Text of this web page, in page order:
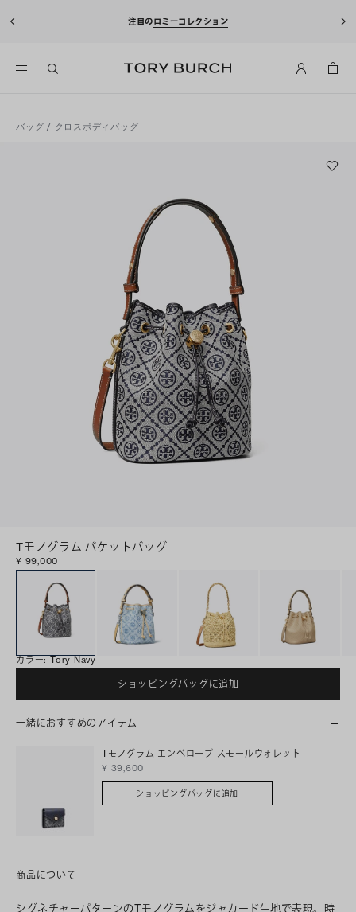
注目のロミーコレクション
バッグ / クロスボディバッグ
Tモノグラム バケットバッグ
¥ 99,000
カラー: Tory Navy
ショッピングバッグに追加
一緒におすすめのアイテム
Tモノグラム エンベロープ スモールウォレット
¥ 39,600
ショッピングバッグに追加
商品について
シグネチャーパターンのTモノグラムをジャカード生地で表現。時